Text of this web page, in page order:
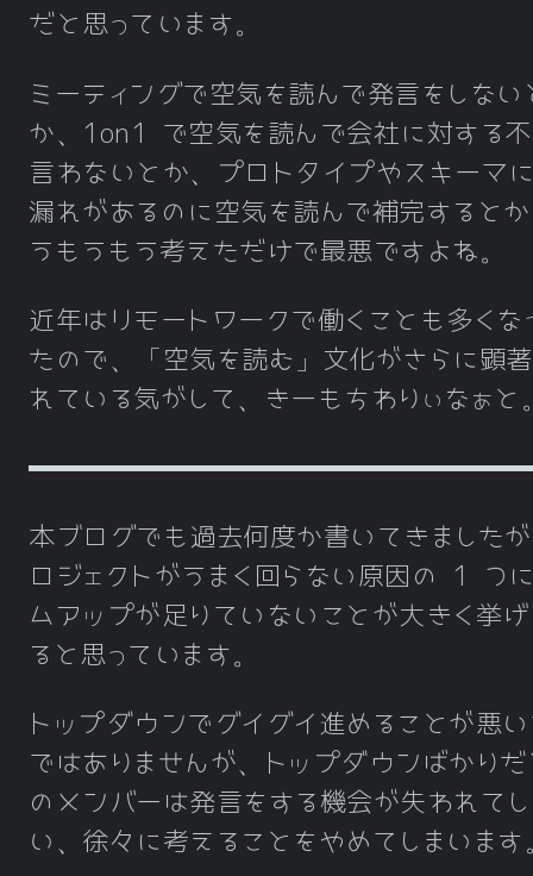
だと思っています。
ミーティングで空気を読んで発言をしない
か、1on1 で空気を読んで会社に対する
言わないとか、プロトタイプやスキーマ
漏れがあるのに空気を読んで補完すると
うもうもう考えただけで最悪ですよね。
近年はリモートワークで働くことも多くな
たので、「空気を読む」文化がさらに顕
れている気がして、きーもちわりぃなぁと
本ブログでも過去何度か書いてきました
ロジェクトがうまく回らない原因の 1 つ
ムアップが足りていないことが大きく挙げ
ると思っています。
トップダウンでグイグイ進めることが悪
ではありませんが、トップダウンばかり
のメンバーは発言をする機会が失われてし
い、徐々に考えることをやめてしまいます